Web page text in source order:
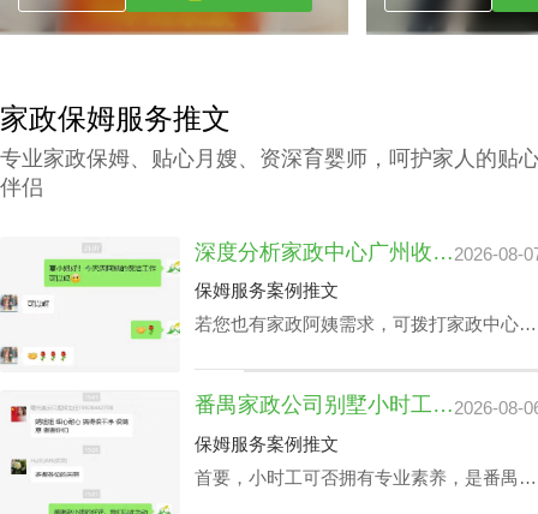
家政保姆服务推文
专业家政保姆、贴心月嫂、资深育婴师，呵护家人的贴
伴侣
深度分析家政中心广州收费与业务技能专长关系2026-08-
保姆服务案例推文
若您也有家政阿姨需求，可拨打家政中心广
姨。
番禺家政公司别墅小时工收费会因雇主要求而变动？2026-08-
保姆服务案例推文
首要，小时工可否拥有专业素养，是番禺家